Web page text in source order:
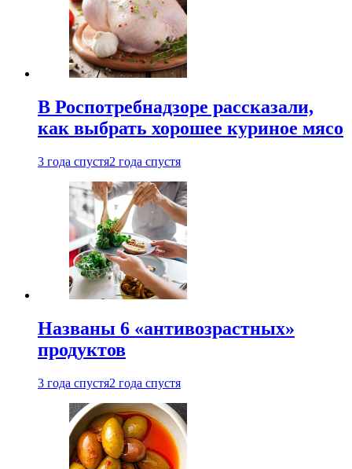
В Роспотребнадзоре рассказали,
как выбрать хорошее куриное мясо
3 года спустя2 года спустя
Названы 6 «антивозрастных»
продуктов
3 года спустя2 года спустя